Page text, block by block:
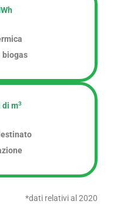
biogas
di m3
*dati relativi al 2020